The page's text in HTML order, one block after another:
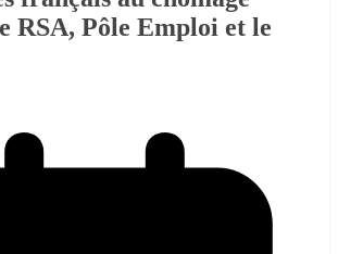
RSA, Pôle Emploi et le